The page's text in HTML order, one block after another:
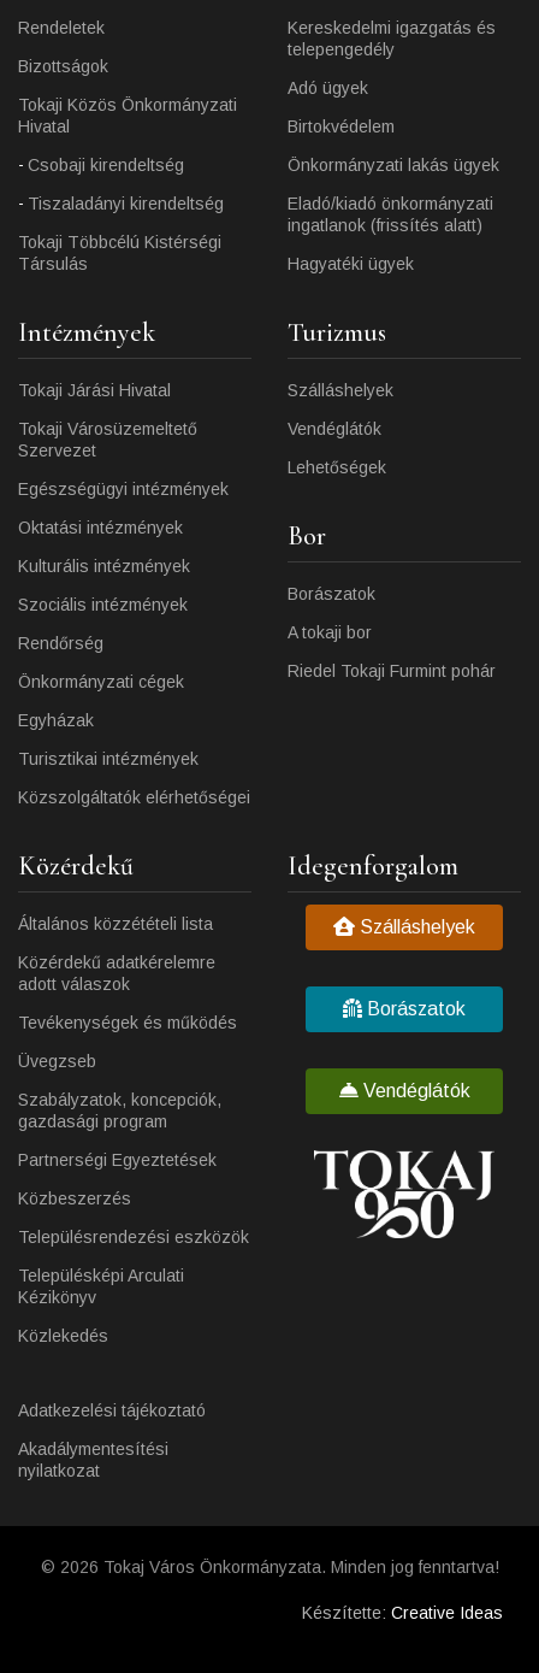
Rendeletek
Bizottságok
Tokaji Közös Önkormányzati
Hivatal
Csobaji kirendeltség
Tiszaladányi kirendeltség
Tokaji Többcélú Kistérségi
Társulás
Kereskedelmi igazgatás és
telepengedély
Adó ügyek
Birtokvédelem
Önkormányzati lakás ügyek
Eladó/kiadó önkormányzati
ingatlanok (frissítés alatt)
Hagyatéki ügyek
Intézmények
Tokaji Járási Hivatal
Tokaji Városüzemeltető
Szervezet
Egészségügyi intézmények
Oktatási intézmények
Kulturális intézmények
Szociális intézmények
Rendőrség
Önkormányzati cégek
Egyházak
Turisztikai intézmények
Közszolgáltatók elérhetőségei
Turizmus
Szálláshelyek
Vendéglátók
Lehetőségek
Bor
Borászatok
A tokaji bor
Riedel Tokaji Furmint pohár
Közérdekű
Általános közzétételi lista
Közérdekű adatkérelemre
adott válaszok
Tevékenységek és működés
Üvegzseb
Szabályzatok, koncepciók,
gazdasági program
Partnerségi Egyeztetések
Közbeszerzés
Településrendezési eszközök
Településképi Arculati
Kézikönyv
Közlekedés
Adatkezelési tájékoztató
Akadálymentesítési
nyilatkozat
Idegenforgalom
Szálláshelyek
Borászatok
Vendéglátók
© 2026 Tokaj Város Önkormányzata. Minden jog fenntartva!
Készítette: Creative Ideas